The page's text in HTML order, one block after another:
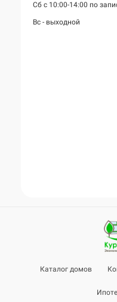
Сб с 10:00-14:00 по
Вс - выходной
Каталог домов